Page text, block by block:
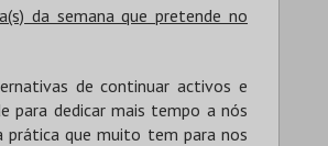
da semana que pretende no
de continuar activos e
para dedicar mais tempo a nós
prática que muito tem para nos